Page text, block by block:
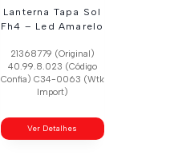
Lanterna Tapa Sol
Fh4 – Led Amarelo
21368779 (Original)
40.99.8.023 (Código
Confia) C34-0063 (Wtk
Import)
Ver Detalhes